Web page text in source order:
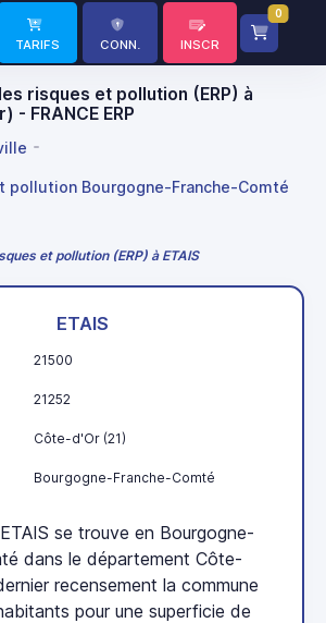
TARIFS CONN. INSCR
0
risques et pollution (ERP) à
- FRANCE ERP
pollution Bourgogne-Franche-Comté
et pollution (ERP) à ETAIS
ETAIS
21500
21252
Côte-d'Or (21)
Bourgogne-Franche-Comté
se trouve en Bourgogne-
dans le département Côte-
recensement la commune
pour une superficie de